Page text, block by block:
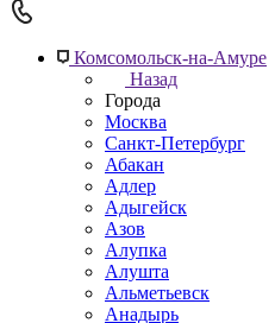
Комсомольск-на-Амуре
Назад
Города
Москва
Санкт-Петербург
Абакан
Адлер
Адыгейск
Азов
Алупка
Алушта
Альметьевск
Анадырь